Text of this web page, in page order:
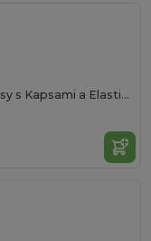
Pánské Pracovní Kraťasy s Kapsami a Elastickým Pasem